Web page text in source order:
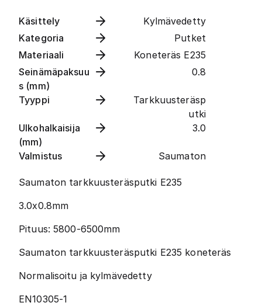
Käsittely
Kylmävedetty
Kategoria
Putket
Materiaali
Koneteräs E235
Seinämäpaksuu
s (mm)
0.8
Tyyppi
Tarkkuusteräsp
utki
Ulkohalkaisija
(mm)
3.0
Valmistus Saumaton
Saumaton tarkkuusteräsputki E235
3.0x0.8mm
Pituus: 5800-6500mm
Saumaton tarkkuusteräsputki E235 koneteräs
Normalisoitu ja kylmävedetty
EN10305-1